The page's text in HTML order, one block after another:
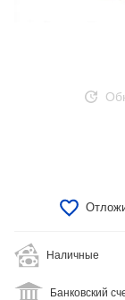
Наличные
Банковский